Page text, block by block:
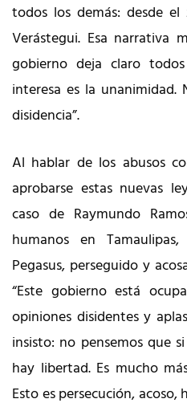
todos los demás: desde
Verástegui. Esa narrativa
gobierno deja claro
interesa es la
disidencia”.
Al hablar de los abusos
aprobarse estas nuevas
caso de Raymundo
humanos en
Pegasus, perseguido y
“Este gobierno está
opiniones disidentes y
insisto: no pensemos que
hay libertad. Es mucho
Esto es persecución,